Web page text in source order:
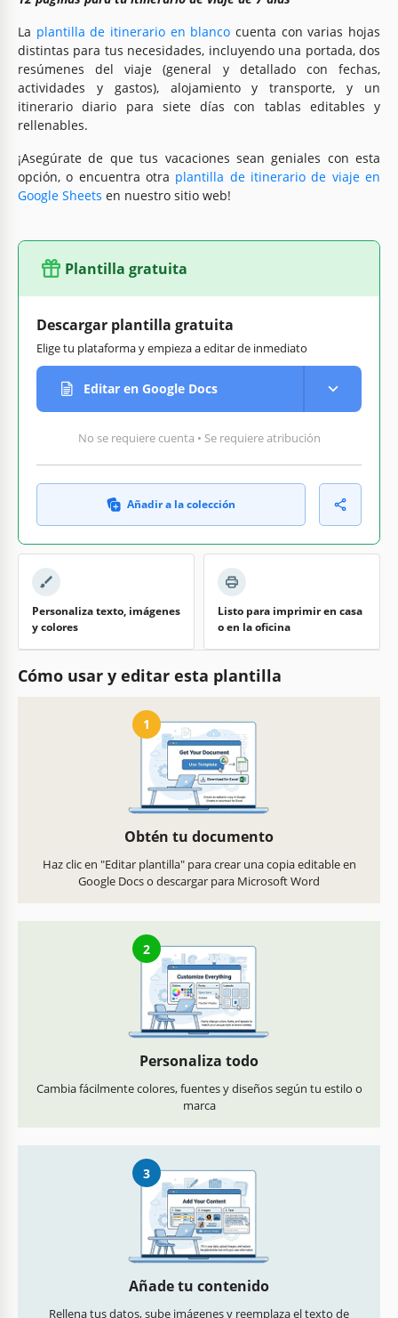
La plantilla de itinerario en blanco cuenta con varias hojas
distintas para tus necesidades, incluyendo una portada, dos
resúmenes del viaje (general y detallado con fechas,
actividades y gastos), alojamiento y transporte, y un
itinerario diario para siete días con tablas editables y
rellenables.
¡Asegúrate de que tus vacaciones sean geniales con esta
opción, o encuentra otra plantilla de itinerario de viaje en
Google Sheets en nuestro sitio web!
Plantilla gratuita
Descargar plantilla gratuita
Elige tu plataforma y empieza a editar de inmediato
Editar en Google Docs
No se requiere cuenta • Se requiere atribución
Añadir a la colección
Personaliza texto, imágenes
y colores
Listo para imprimir en casa
o en la oficina
Cómo usar y editar esta plantilla
1
Obtén tu documento
Haz clic en "Editar plantilla" para crear una copia editable en
Google Docs o descargar para Microsoft Word
2
Personaliza todo
Cambia fácilmente colores, fuentes y diseños según tu estilo o
marca
3
Añade tu contenido
Rellena tus datos, sube imágenes y reemplaza el texto de